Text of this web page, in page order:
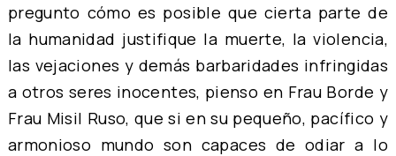
pregunto cómo es posible que cierta parte de
la humanidad justifique la muerte, la violencia,
las vejaciones y demás barbaridades infringidas
a otros seres inocentes, pienso en Frau Borde y
Frau Misil Ruso, que si en su pequeño, pacífico y
armonioso mundo son capaces de odiar a lo